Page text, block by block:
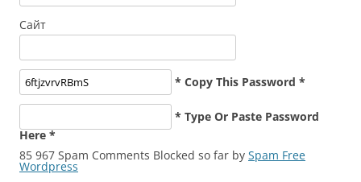
Сайт
* Copy This Password *
* Type Or Paste Password
Here *
85 967 Spam Comments Blocked so far by Spam Free
Wordpress